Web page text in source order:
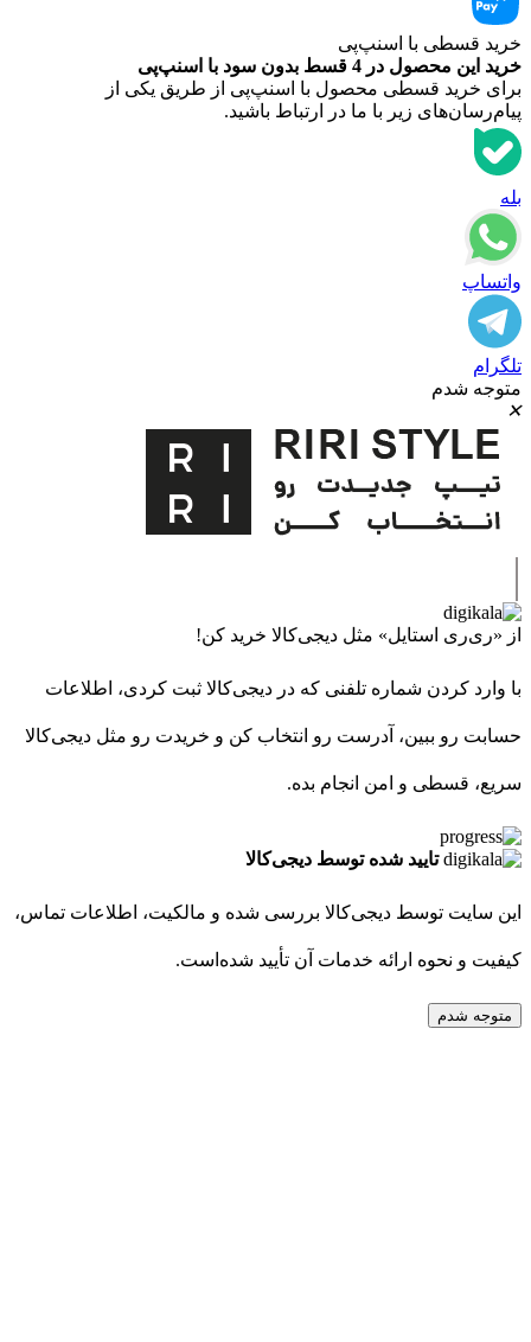
خرید قسطی با اسنپ‌‌پی
خرید این محصول در 4 قسط بدون سود با اسنپ‌‌پی
برای خرید قسطی محصول با اسنپ‌‌پی از طریق یکی از
پیام‌رسان‌های زیر با ما در ارتباط باشید.
بله
واتساپ
تلگرام
متوجه شدم
✕
|
از «ری‌ری استایل» مثل دیجی‌کالا خرید کن!
با وارد کردن شماره تلفنی که در دیجی‌کالا ثبت کردی، اطلاعات
حسابت رو ببین، آدرست رو انتخاب کن و خریدت رو مثل دیجی‌کالا
سریع، قسطی و امن انجام بده.
تایید شده توسط دیجی‌کالا
این سایت توسط دیجی‌کالا بررسی شده و مالکیت، اطلاعات تماس،
کیفیت و نحوه ارائه خدمات آن تأیید شده‌است.
متوجه شدم